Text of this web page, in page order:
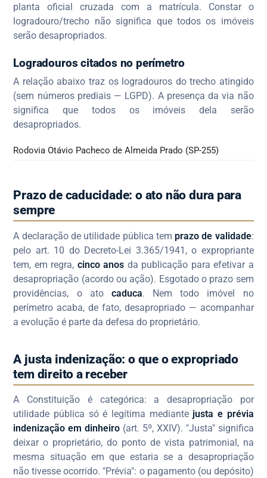
planta oficial cruzada com a matrícula. Constar o
logradouro/trecho não significa que todos os imóveis
serão desapropriados.
Logradouros citados no perímetro
A relação abaixo traz os logradouros do trecho atingido
(sem números prediais — LGPD). A presença da via não
significa que todos os imóveis dela serão
desapropriados.
Rodovia Otávio Pacheco de Almeida Prado (SP-255)
Prazo de caducidade: o ato não dura para
sempre
A declaração de utilidade pública tem prazo de validade:
pelo art. 10 do Decreto-Lei 3.365/1941, o expropriante
tem, em regra, cinco anos da publicação para efetivar a
desapropriação (acordo ou ação). Esgotado o prazo sem
providências, o ato caduca. Nem todo imóvel no
perímetro acaba, de fato, desapropriado — acompanhar
a evolução é parte da defesa do proprietário.
A justa indenização: o que o expropriado
tem direito a receber
A Constituição é categórica: a desapropriação por
utilidade pública só é legítima mediante justa e prévia
indenização em dinheiro (art. 5º, XXIV). "Justa" significa
deixar o proprietário, do ponto de vista patrimonial, na
mesma situação em que estaria se a desapropriação
não tivesse ocorrido. "Prévia": o pagamento (ou depósito)